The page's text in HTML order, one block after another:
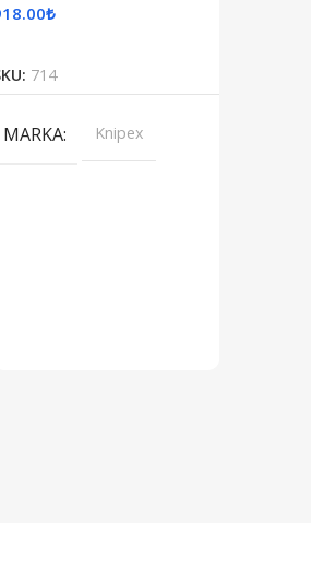
₺
714
MARKA Knipex